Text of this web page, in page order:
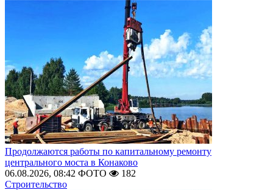
Продолжаются работы по капитальному ремонту
центрального моста в Конаково
06.08.2026, 08:42 ФОТО
182
Строительство